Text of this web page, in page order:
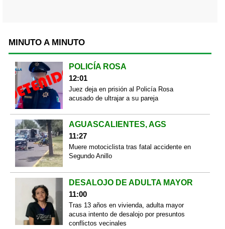
MINUTO A MINUTO
POLICÍA ROSA
12:01
Juez deja en prisión al Policía Rosa
acusado de ultrajar a su pareja
AGUASCALIENTES, AGS
11:27
Muere motociclista tras fatal accidente en
Segundo Anillo
DESALOJO DE ADULTA MAYOR
11:00
Tras 13 años en vivienda, adulta mayor
acusa intento de desalojo por presuntos
conflictos vecinales